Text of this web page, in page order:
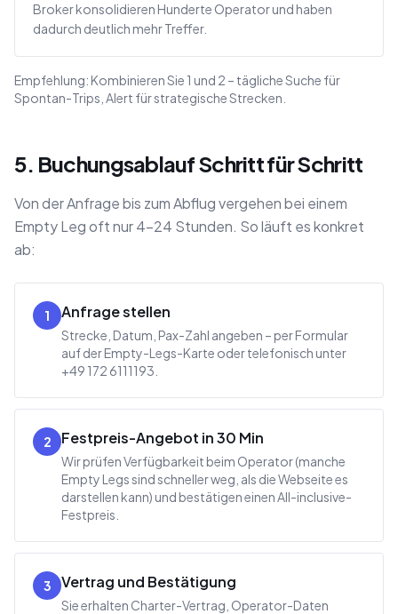
Broker konsolidieren Hunderte Operator und haben
dadurch deutlich mehr Treffer.
Empfehlung: Kombinieren Sie 1 und 2 – tägliche Suche für
Spontan-Trips, Alert für strategische Strecken.
5. Buchungsablauf Schritt für Schritt
Von der Anfrage bis zum Abflug vergehen bei einem
Empty Leg oft nur 4–24 Stunden. So läuft es konkret
ab:
1 Anfrage stellen
Strecke, Datum, Pax-Zahl angeben – per Formular
auf der Empty-Legs-Karte oder telefonisch unter
+49 172 6111193.
2 Festpreis-Angebot in 30 Min
Wir prüfen Verfügbarkeit beim Operator (manche
Empty Legs sind schneller weg, als die Webseite es
darstellen kann) und bestätigen einen All-inclusive-
Festpreis.
3 Vertrag und Bestätigung
Sie erhalten Charter-Vertrag, Operator-Daten